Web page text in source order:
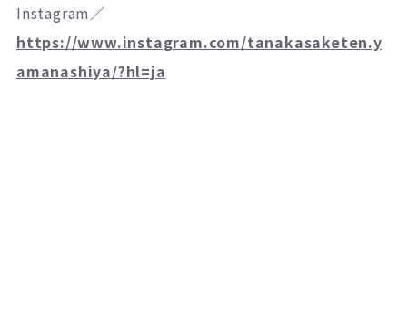
Instagram／
https://www.instagram.com/tanakasaketen.y
amanashiya/?hl=ja